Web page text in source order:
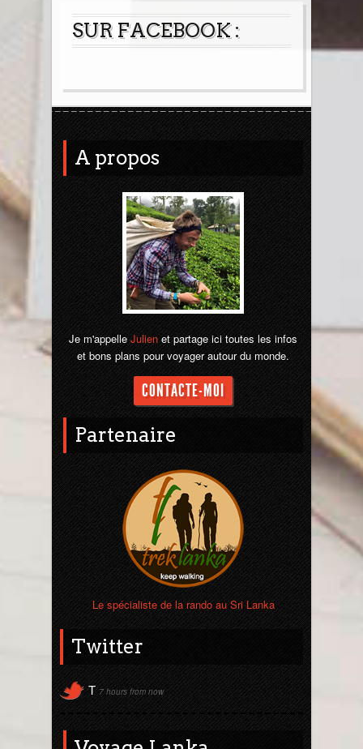
SUR FACEBOOK :
A propos
Je m'appelle Julien et partage ici toutes les infos
et bons plans pour voyager autour du monde.
CONTACTE-MOI
Partenaire
Le spécialiste de la rando au Sri Lanka
Twitter
T 7 hours from now